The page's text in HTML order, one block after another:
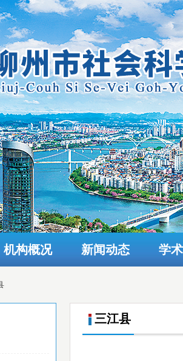
机构概况 新闻动态 学
三江县